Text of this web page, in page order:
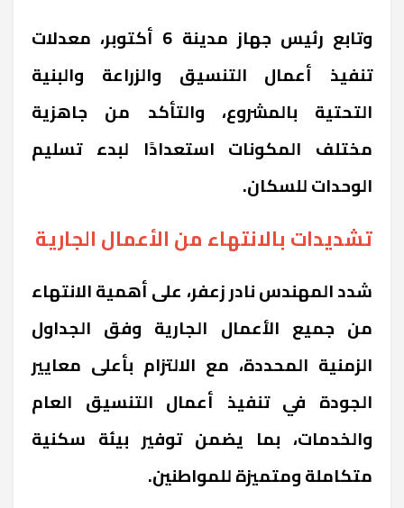
وتابع رئيس جهاز مدينة 6 أكتوبر، معدلات
تنفيذ أعمال التنسيق والزراعة والبنية
التحتية بالمشروع، والتأكد من جاهزية
مختلف المكونات استعدادًا لبدء تسليم
الوحدات للسكان.
تشديدات بالانتهاء من الأعمال الجارية
شدد المهندس نادر زعفر، على أهمية الانتهاء
من جميع الأعمال الجارية وفق الجداول
الزمنية المحددة، مع الالتزام بأعلى معايير
الجودة في تنفيذ أعمال التنسيق العام
والخدمات، بما يضمن توفير بيئة سكنية
متكاملة ومتميزة للمواطنين.